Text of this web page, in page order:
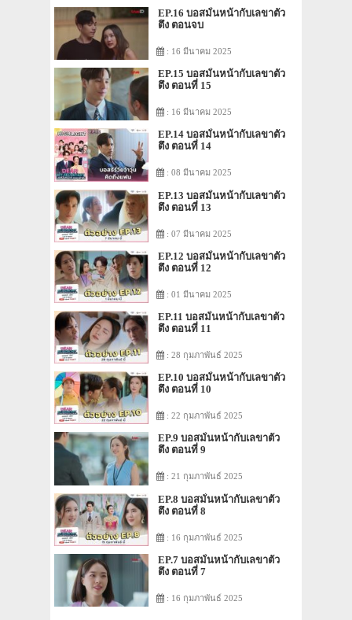
EP.16 บอสมั่นหน้ากับเลขาตัว
ตึง ตอนจบ
: 16 มีนาคม 2025
EP.15 บอสมั่นหน้ากับเลขาตัว
ตึง ตอนที่ 15
: 16 มีนาคม 2025
EP.14 บอสมั่นหน้ากับเลขาตัว
ตึง ตอนที่ 14
: 08 มีนาคม 2025
EP.13 บอสมั่นหน้ากับเลขาตัว
ตึง ตอนที่ 13
: 07 มีนาคม 2025
EP.12 บอสมั่นหน้ากับเลขาตัว
ตึง ตอนที่ 12
: 01 มีนาคม 2025
EP.11 บอสมั่นหน้ากับเลขาตัว
ตึง ตอนที่ 11
: 28 กุมภาพันธ์ 2025
EP.10 บอสมั่นหน้ากับเลขาตัว
ตึง ตอนที่ 10
: 22 กุมภาพันธ์ 2025
EP.9 บอสมั่นหน้ากับเลขาตัว
ตึง ตอนที่ 9
: 21 กุมภาพันธ์ 2025
EP.8 บอสมั่นหน้ากับเลขาตัว
ตึง ตอนที่ 8
: 16 กุมภาพันธ์ 2025
EP.7 บอสมั่นหน้ากับเลขาตัว
ตึง ตอนที่ 7
: 16 กุมภาพันธ์ 2025